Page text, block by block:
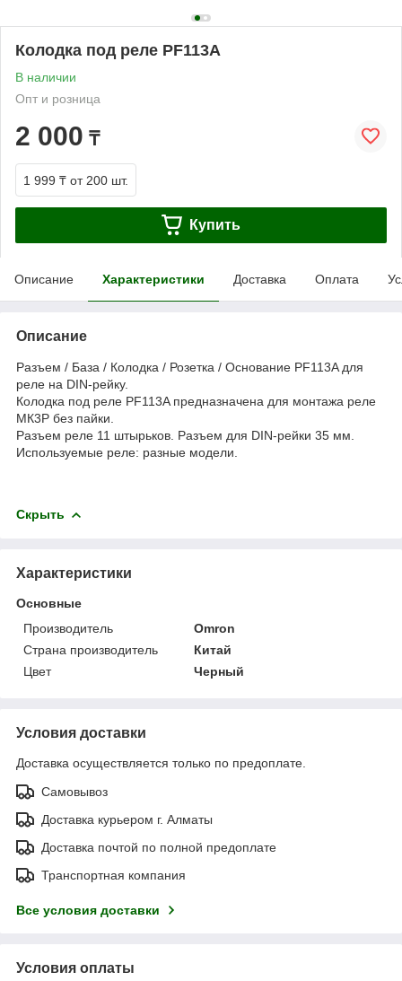
Колодка под реле PF113A
В наличии
Опт и розница
2 000 ₸
1 999 ₸ от 200 шт.
Купить
Описание Характеристики Доставка Оплата
Описание
Разъем / База / Колодка / Розетка / Основание PF113A для
реле на DIN-рейку.
Колодка под реле PF113A предназначена для монтажа реле
МК3Р без пайки.
Разъем реле 11 штырьков. Разъем для DIN-рейки 35 мм.
Используемые реле: разные модели.
Скрыть
Характеристики
Основные
Производитель
Omron
Страна производитель
Китай
Цвет
Черный
Условия доставки
Доставка осуществляется только по предоплате.
Самовывоз
Доставка курьером г. Алматы
Доставка почтой по полной предоплате
Транспортная компания
Все условия доставки
Условия оплаты